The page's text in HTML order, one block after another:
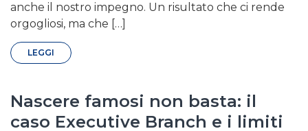
anche il nostro impegno. Un risultato che ci rende
orgogliosi, ma che […]
LEGGI
Nascere famosi non basta: il
caso Executive Branch e i limiti